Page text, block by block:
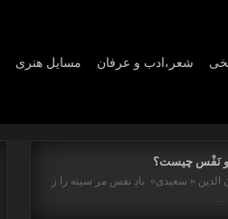
مسايل هنری شعر،ادب و عرفان
و نَفْس چیست؟
الدین « سعیدی» بادِ نفس مر سینه را ز